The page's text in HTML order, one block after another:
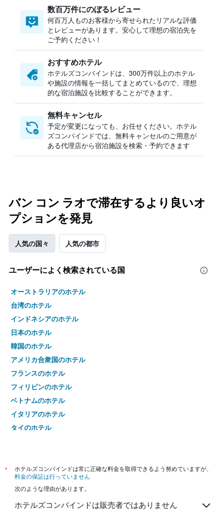
数百万件にのぼるレビュー
何百万人ものお客様から寄せられたリアルな評価
とレビューがあります。安心して理想の宿泊先を
ご予約ください！
おすすめホテル
ホテルズコンバインドは、300万件以上のホテル
や施設の情報を一括してまとめているので、理想
的な宿泊施設を比較することができます。
無料キャンセル
予定が変更になっても、お任せください。ホテル
ズコンバインドでは、無料キャンセルのご用意が
ある代理店から宿泊施設を検索・予約できます
バン コン ラオで滞在するより良いオ
プションを発見
人気の国々 人気の都市
ユーザーによく検索されている国
オーストラリアのホテル
台湾のホテル
インドネシアのホテル
日本のホテル
韓国のホテル
アメリカ合衆国のホテル
フランスのホテル
フィリピンのホテル
ベトナムのホテル
イタリアのホテル
タイのホテル
*
ホテルズコンバインドは常に正確な料金を取得できるよう努めていますが、
料金の保証は行っていません
次のような理由があります。
ホテルズコンバインドは販売者ではありません